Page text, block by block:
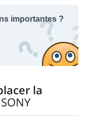
importantes ?
la